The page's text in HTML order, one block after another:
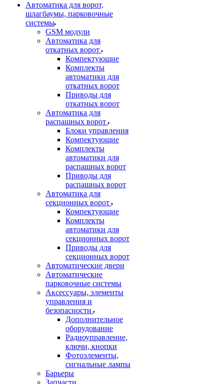
Автоматика для ворот,
шлагбаумы, парковочные
системы
GSM модули
Автоматика для
откатных ворот
Компектующие
Комплекты
автоматики для
откатных ворот
Приводы для
откатных ворот
Автоматика для
распашных ворот
Блоки управления
Компектующие
Комплекты
автоматики для
распашных ворот
Приводы для
распашных ворот
Автоматика для
секционных ворот
Компектующие
Комплекты
автоматики для
секционных ворот
Приводы для
секционных ворот
Автоматические двери
Автоматические
парковочные системы
Аксессуары, элементы
управления и
безопасности
Дополнительное
оборудование
Радиоуправление,
ключи, кнопки
Фотоэлементы,
сигнальные лампы
Барьеры
Запчасти